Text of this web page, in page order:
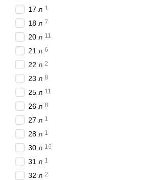
17 л 1
18 л 7
20 л 11
21 л 6
22 л 2
23 л 8
25 л 11
26 л 8
27 л 1
28 л 1
30 л 16
31 л 1
32 л 2